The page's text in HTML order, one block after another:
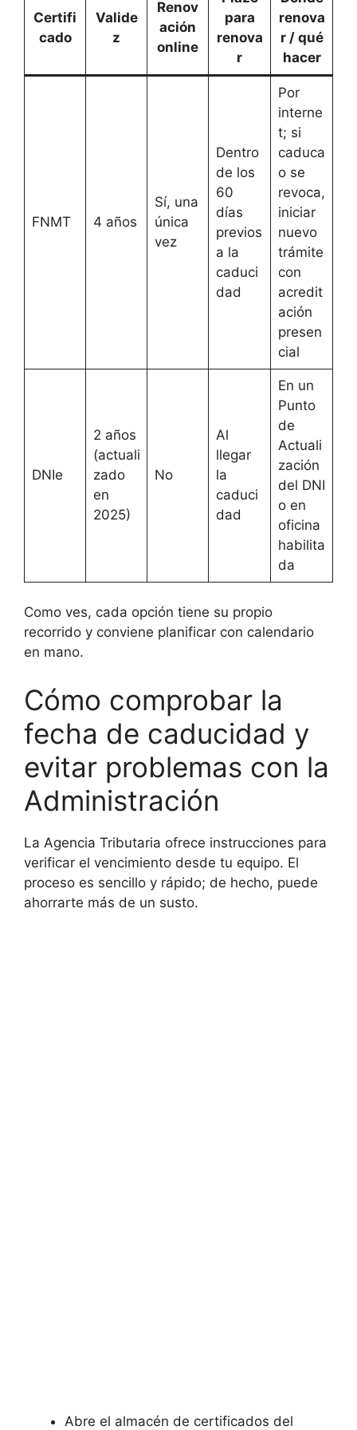
Certifi
cado
Valide
z
Renov
ación
online
para
renova
r
renova
r / qué
hacer
FNMT 4 años
Sí, una
única
vez
Dentro
de los
60
días
previos
a la
caduci
dad
Por
interne
t; si
caduca
o se
revoca,
iniciar
nuevo
trámite
con
acredit
ación
presen
cial
DNIe
2 años
(actuali
zado
en
2025)
No
Al
llegar
la
caduci
dad
En un
Punto
de
Actuali
zación
del DNI
o en
oficina
habilita
da
Como ves, cada opción tiene su propio
recorrido y conviene planificar con calendario
en mano.
Cómo comprobar la
fecha de caducidad y
evitar problemas con la
Administración
La Agencia Tributaria ofrece instrucciones para
verificar el vencimiento desde tu equipo. El
proceso es sencillo y rápido; de hecho, puede
ahorrarte más de un susto.
Abre el almacén de certificados del